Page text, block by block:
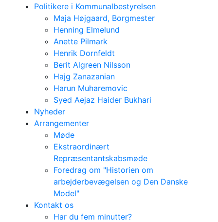
Politikere i Kommunalbestyrelsen
Maja Højgaard, Borgmester
Henning Elmelund
Anette Pilmark
Henrik Dornfeldt
Berit Algreen Nilsson
Hajg Zanazanian
Harun Muharemovic
Syed Aejaz Haider Bukhari
Nyheder
Arrangementer
Møde
Ekstraordinært
Repræsentantskabsmøde
Foredrag om "Historien om
arbejderbevægelsen og Den Danske
Model"
Kontakt os
Har du fem minutter?